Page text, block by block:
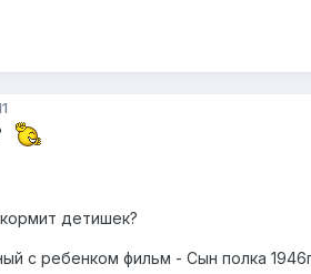
детишек?
с ребенком фильм - Сын полка